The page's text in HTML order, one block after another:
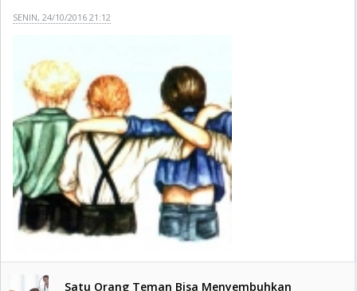
SENIN, 24/10/2016 21:12
Satu Orang Teman Bisa Menyembuhkan